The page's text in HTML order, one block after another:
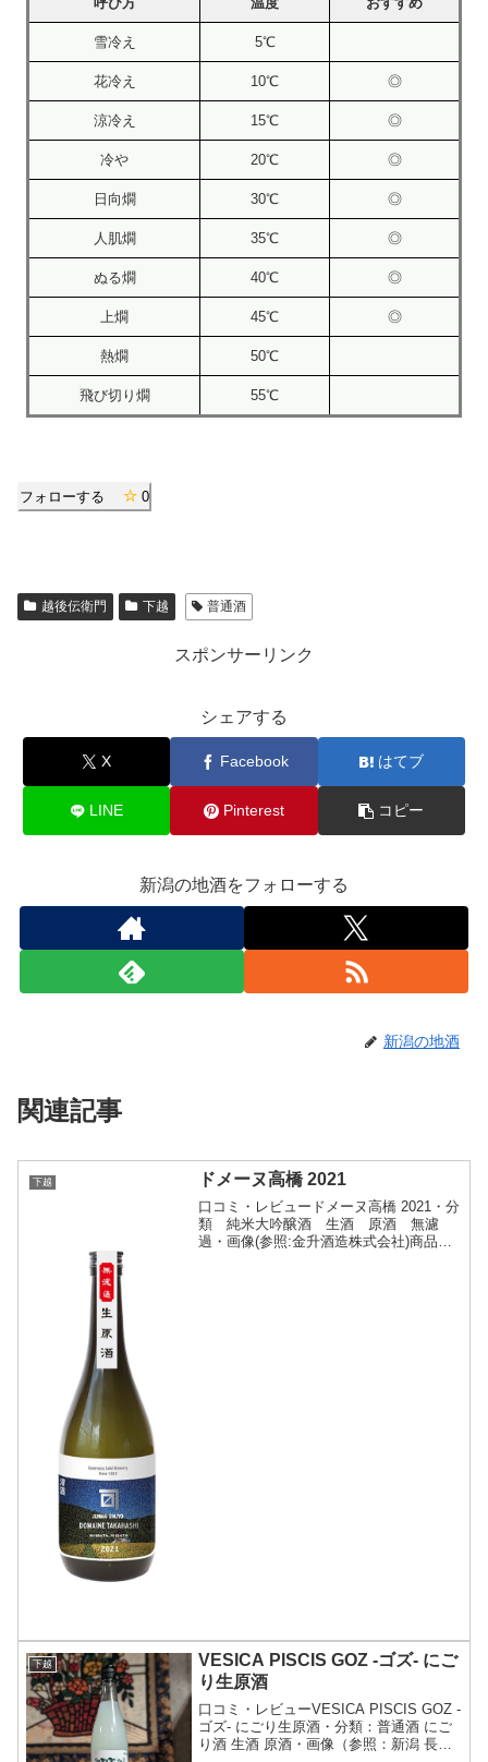
雪冷え 5℃
花冷え 10℃ ◎
涼冷え 15℃ ◎
冷や 20℃ ◎
日向燗 30℃ ◎
人肌燗 35℃ ◎
ぬる燗 40℃ ◎
上燗 45℃ ◎
熱燗 50℃
飛び切り燗 55℃
フォローする 0
越後伝衛門 下越 普通酒
スポンサーリンク
シェアする
X Facebook はてブ
LINE Pinterest コピー
新潟の地酒をフォローする
新潟の地酒
関連記事
下越 ドメーヌ高橋 2021
口コミ・レビュードメーヌ高橋 2021・分
類 純米大吟醸酒 生酒 原酒 無濾
過・画像(参照:金升酒造株式会社)商品説
下越
VESICA PISCIS GOZ -ゴズ- にご
り生原酒
口コミ・レビューVESICA PISCIS GOZ -
ゴズ- にごり生原酒・分類：普通酒 にご
り酒 生酒 原酒・画像（参照：新潟 長谷